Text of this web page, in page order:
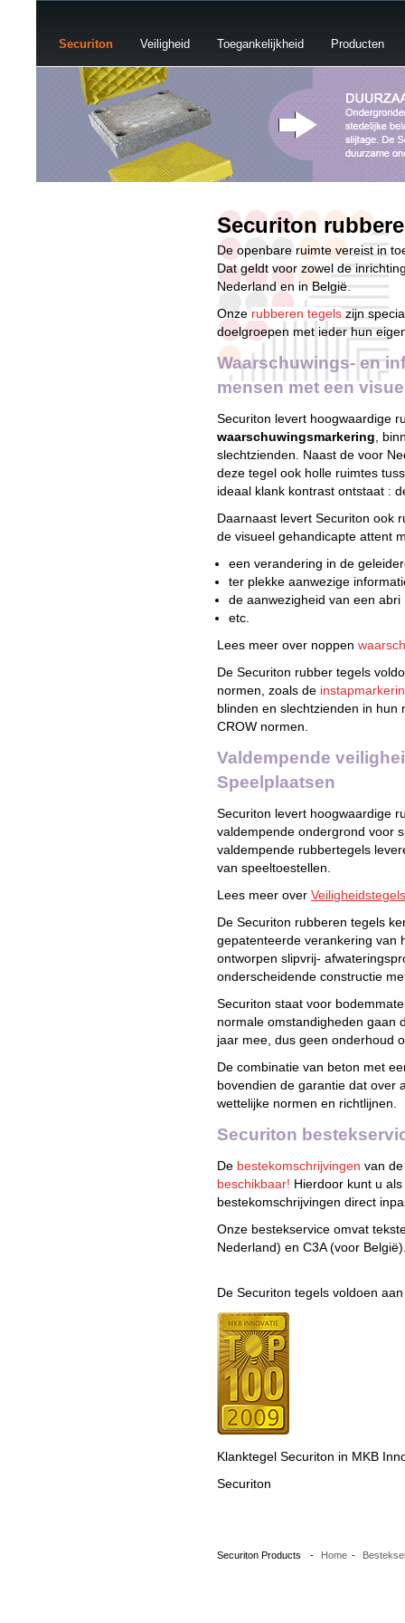
Securiton Veiligheid Toegankelijkheid Producten
Securiton
De openbare ruimte vereist in
Dat geldt voor zowel de
Nederland en in België.
Onze rubberen tegelszijn
doelgroepen met ieder hun
Waarschuwings- en
mensen met een
Securiton levert hoogwaardige
waarschuwingsmarkering,
slechtzienden. Naast de voor
deze tegel ook holle ruimtes
ideaal klank kontrast ontstaat :
Daarnaast levert Securiton ook
de visueel gehandicapte attent
een verandering in de
ter plekke aanwezige
de aanwezigheid van een abri
etc.
Lees meer over noppen
De Securiton rubber tegels
normen, zoals de
blinden en slechtzienden in
CROW normen.
Valdempende
Speelplaatsen
Securiton levert hoogwaardige
valdempende ondergrond voor
valdempende rubbertegels
van speeltoestellen.
Lees meer over Veiligheidstegels
De Securiton rubberen tegels
gepatenteerde verankering van
ontworpen slipvrij-
onderscheidende constructie
Securiton staat voor
normale omstandigheden gaan
jaar mee, dus geen onderhoud
De combinatie van beton met
bovendien de garantie dat over
wettelijke normen en richtlijnen.
Securiton
De bestekomschrijvingen van
beschikbaar! Hierdoor kunt u
bestekomschrijvingen direct
Onze bestekservice omvat
Nederland) en C3A (voor
De Securiton tegels voldoen
Klanktegel Securiton in MKB
Securiton
Securiton Products - Home -